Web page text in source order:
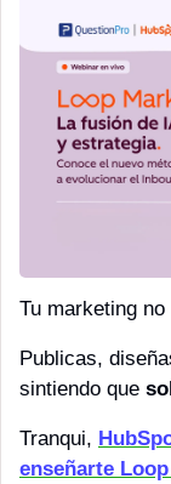
Tu marketing
Publicas,
sintiendo que
Tranqui,
enseñarte